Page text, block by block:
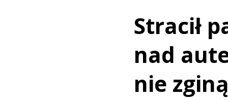
Stracił
nad
nie